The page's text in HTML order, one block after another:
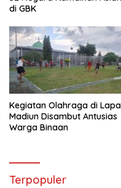
di GBK
Kegiatan Olahraga di
Madiun Disambut Antusias
Warga Binaan
Terpopuler